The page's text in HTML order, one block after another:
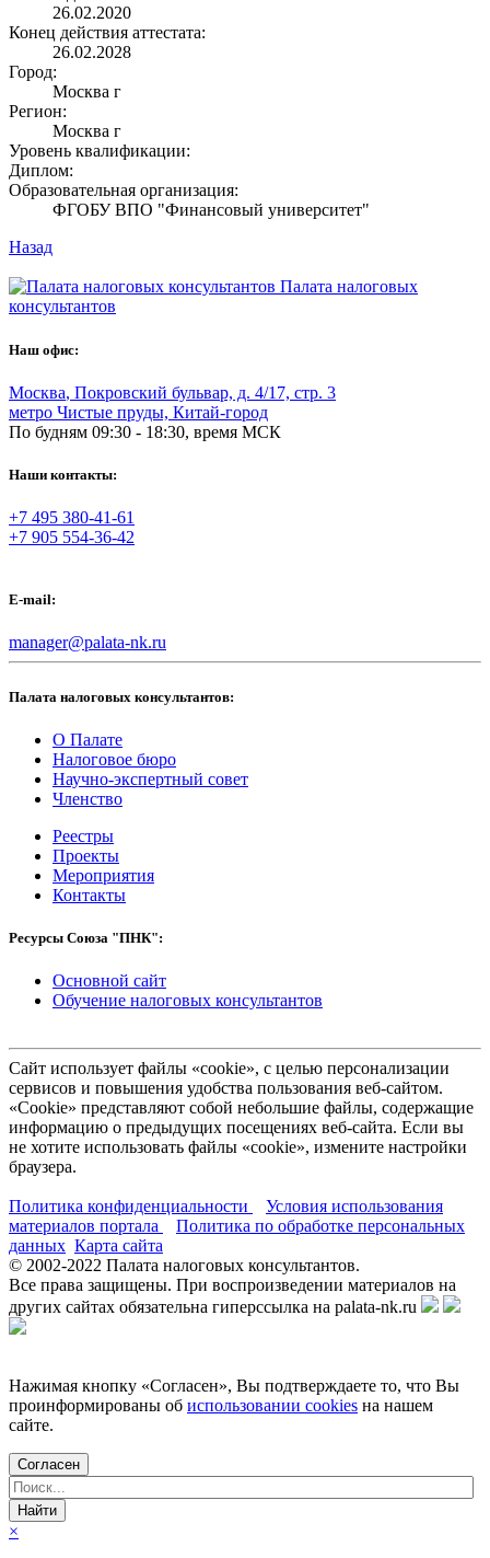
26.02.2020
Конец действия аттестата:
26.02.2028
Город:
Москва г
Регион:
Москва г
Уровень квалификации:
Диплом:
Образовательная организация:
ФГОБУ ВПО "Финансовый университет"
Назад
Палата налоговых
консультантов
Наш офис:
Москва, Покровский бульвар, д. 4/17, стр. 3
метро Чистые пруды, Китай-город
По будням 09:30 - 18:30, время МСК
Наши контакты:
+7 495 380-41-61
+7 905 554-36-42
E-mail:
manager@palata-nk.ru
Палата налоговых консультантов:
О Палате
Налоговое бюро
Научно-экспертный совет
Членство
Реестры
Проекты
Мероприятия
Контакты
Ресурсы Союза "ПНК":
Основной сайт
Обучение налоговых консультантов
Сайт использует файлы «cookie», с целью персонализации
сервисов и повышения удобства пользования веб-сайтом.
«Cookie» представляют собой небольшие файлы, содержащие
информацию о предыдущих посещениях веб-сайта. Если вы
не хотите использовать файлы «cookie», измените настройки
браузера.
Политика конфиденциальности
Условия использования
материалов портала
Политика по обработке персональных
данных Карта сайта
© 2002-2022 Палата налоговых консультантов.
Все права защищены. При воспроизведении материалов на
других сайтах обязательна гиперссылка на palata-nk.ru
Нажимая кнопку «Согласен», Вы подтверждаете то, что Вы
проинформированы об использовании cookies на нашем
сайте.
Согласен
×